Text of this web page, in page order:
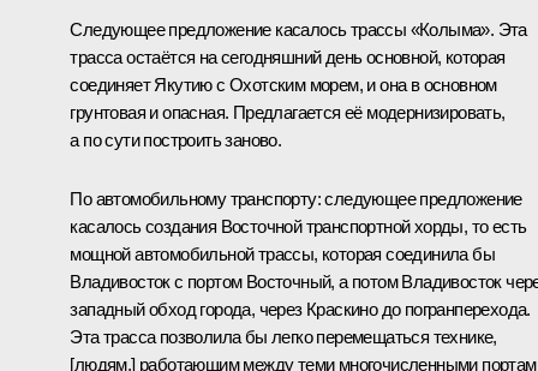
Следующее предложение касалось трассы «Колыма». Эта
трасса остаётся на сегодняшний день основной, которая
соединяет Якутию с Охотским морем, и она в основном
грунтовая и опасная. Предлагается её модернизировать,
а по сути построить заново.
По автомобильному транспорту: следующее предложение
касалось создания Восточной транспортной хорды, то есть
мощной автомобильной трассы, которая соединила бы
Владивосток с портом Восточный, а потом Владивосток
западный обход города, через Краскино до погранперехода.
Эта трасса позволила бы легко перемещаться технике,
[людям,] работающим между теми многочисленными